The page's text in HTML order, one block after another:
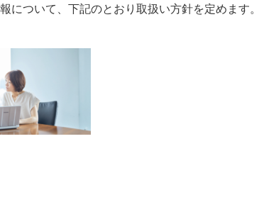
ついて、下記のとおり取扱い方針を定めます。